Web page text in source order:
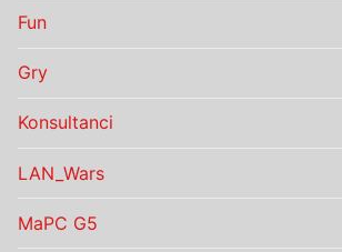
Fun
Gry
Konsultanci
LAN_Wars
MaPC G5